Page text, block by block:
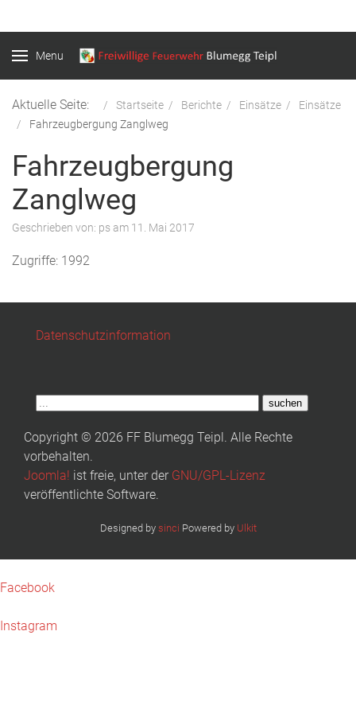
Menu
Aktuelle Seite: Startseite Berichte Einsätze
Einsätze
Fahrzeugbergung Zanglweg
Fahrzeugbergung
Zanglweg
Geschrieben von: psam 11. Mai 2017
Zugriffe: 1992
Datenschutzinformation
suchen
Copyright © 2026 FF Blumegg Teipl. Alle Rechte
vorbehalten.
Joomla! ist freie, unter der GNU/GPL-Lizenz
veröffentlichte Software.
Designed by sinci Powered by Ulkit
Facebook
Instagram